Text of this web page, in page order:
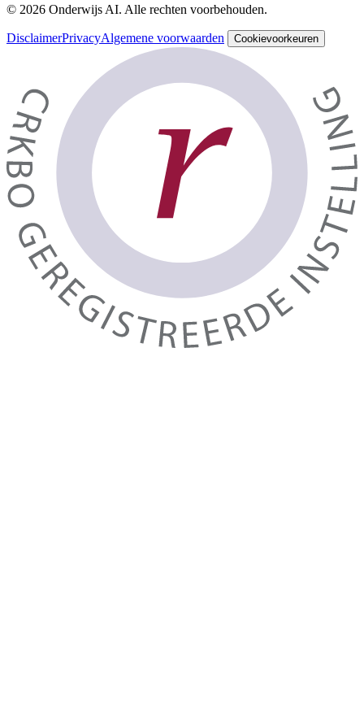
© 2026 Onderwijs AI. Alle rechten voorbehouden.
DisclaimerPrivacyAlgemene voorwaarden Cookievoorkeuren